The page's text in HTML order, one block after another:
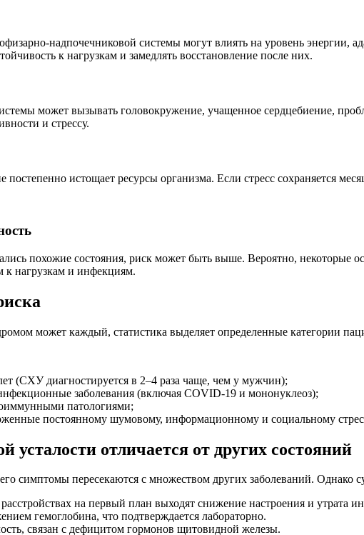
надпочечниковой системы могут влиять на уровень энергии,
к нагрузкам и замедлять восстановление после них.
может вызывать головокружение, учащенное сердцебиение,
и стрессу.
постепенно истощает ресурсы организма. Если стресс сохраняется
похожие состояния, риск может быть выше. Вероятно, некоторые
к нагрузкам и инфекциям.
может каждый, статистика выделяет определенные категории
(СХУ диагностируется в 2–4 раза чаще, чем у мужчин);
заболевания (включая COVID-19 и мононуклеоз);
патологиями;
постоянному шумовому, информационному и социальному
усталости отличается от других состояний
симптомы пересекаются с множеством других заболеваний.
на первый план выходят снижение настроения и утрата
гемоглобина, что подтверждается лабораторно.
связан с дефицитом гормонов щитовидной железы.